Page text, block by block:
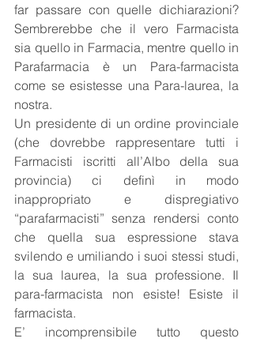
far passare con quelle dichiarazioni?
Sembrerebbe che il vero Farmacista
sia quello in Farmacia, mentre quello in
Parafarmacia è un Para-farmacista
come se esistesse una Para-laurea, la
nostra.
Un presidente di un ordine provinciale
(che dovrebbe rappresentare tutti i
Farmacisti iscritti all’Albo della sua
provincia) ci definì in modo
inappropriato e dispregiativo
“parafarmacisti” senza rendersi conto
che quella sua espressione stava
svilendo e umiliando i suoi stessi studi,
la sua laurea, la sua professione. Il
para-farmacista non esiste! Esiste il
farmacista.
E’ incomprensibile tutto questo